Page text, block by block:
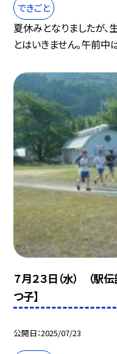
できごと
夏休みとなりましたが、
とはいきません。午前中
７月２３日（水） （駅
つ子】
公開日 2025/07/23